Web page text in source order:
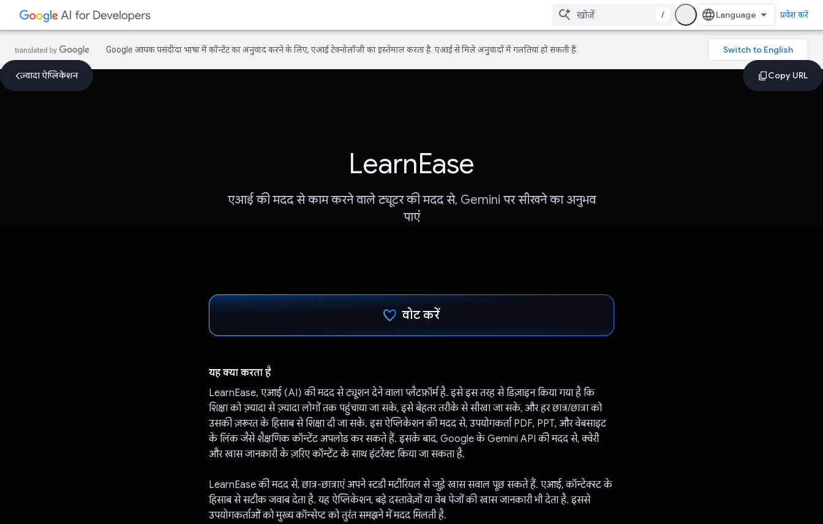
/ प्रवेश करें
Google आपकी पसंदीदा भाषा में कॉन्टेंट का अनुवाद करने के लिए, एआई टेक्नोलॉजी का इस्तेमाल करता है. एआई से मिले अनुवादों में गलतियां हो सकती हैं.
ज़्यादा ऐप्लिकेशन
LearnEase
एआई की मदद से काम करने वाले ट्यूटर की मदद से, Gemini पर सीखने का अनुभव
पाएं
वोट करें
यह क्या करता है
LearnEase, एआई (AI) की मदद से ट्यूशन देने वाला प्लैटफ़ॉर्म है. इसे इस तरह से डिज़ाइन किया गया है कि
शिक्षा को ज़्यादा से ज़्यादा लोगों तक पहुंचाया जा सके, इसे बेहतर तरीके से सीखा जा सके, और हर छात्र/छात्रा को
उसकी ज़रूरत के हिसाब से शिक्षा दी जा सके. इस ऐप्लिकेशन की मदद से, उपयोगकर्ता PDF, PPT, और वेबसाइट
के लिंक जैसे शैक्षणिक कॉन्टेंट अपलोड कर सकते हैं. इसके बाद, Google के Gemini API की मदद से, क्वेरी
और खास जानकारी के ज़रिए कॉन्टेंट के साथ इंटरैक्ट किया जा सकता है.
LearnEase की मदद से, छात्र-छात्राएं अपने स्टडी मटीरियल से जुड़े खास सवाल पूछ सकते हैं. एआई, कॉन्टेक्स्ट के
हिसाब से सटीक जवाब देता है. यह ऐप्लिकेशन, बड़े दस्तावेज़ों या वेब पेजों की खास जानकारी भी देता है. इससे
उपयोगकर्ताओं को मुख्य कॉन्सेप्ट को तुरंत समझने में मदद मिलती है.